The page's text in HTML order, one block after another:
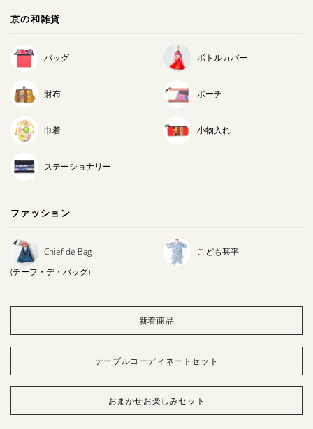
京の和雑貨
バッグ ボトルカバー
財布 ポーチ
巾着 小物入れ
ステーショナリー
ファッション
Chief de Bag
(チーフ・デ・バッグ)
こども甚平
新着商品
テーブルコーディネートセット
おまかせお楽しみセット